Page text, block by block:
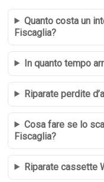
Quanto costa un
Fiscaglia?
In quanto tempo
Riparate perdite
Cosa fare se lo
Fiscaglia?
Riparate cassette